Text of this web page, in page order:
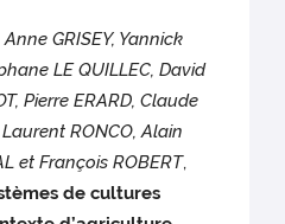
GRISEY, Yannick
LE QUILLEC, David
Pierre ERARD, Claude
RONCO, Alain
et François ROBERT,
de cultures